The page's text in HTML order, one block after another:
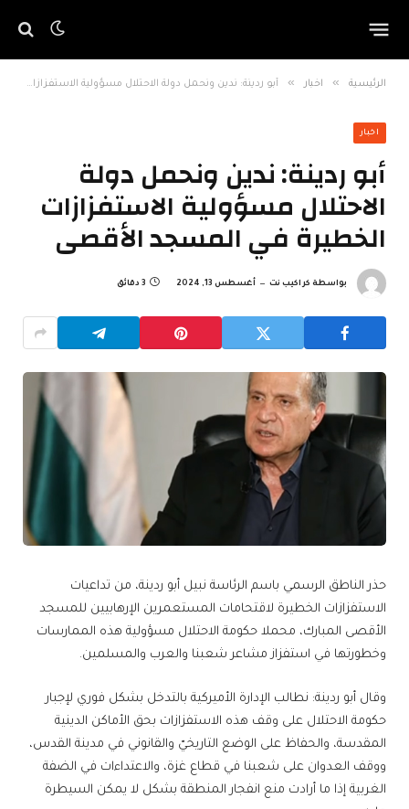
الرئيسية » اخبار » أبو ردينة: ندين ونحمل دولة الاحتلال مسؤولية الاستفزازات الخطيرة في المسجد الأقصى
اخبار
أبو ردينة: ندين ونحمل دولة
الاحتلال مسؤولية الاستفزازات
الخطيرة في المسجد الأقصى
بواسطة كراكيب نت أغسطس 13, 2024 3 دقائق
حذر الناطق الرسمي باسم الرئاسة نبيل أبو ردينة، من تداعيات
الاستفزازات الخطيرة لاقتحامات المستعمرين الإرهابيين للمسجد
الأقصى المبارك، محملا حكومة الاحتلال مسؤولية هذه الممارسات
وخطورتها في استفزاز مشاعر شعبنا والعرب والمسلمين.
وقال أبو ردينة: نطالب الإدارة الأميركية بالتدخل بشكل فوري لإجبار
حكومة الاحتلال على وقف هذه الاستفزازات بحق الأماكن الدينية
المقدسة، والحفاظ على الوضع التاريخيّ والقانوني في مدينة القدس،
ووقف العدوان على شعبنا في قطاع غزة، والاعتداءات في الضفة
الغربية إذا ما أرادت منع انفجار المنطقة بشكل لا يمكن السيطرة